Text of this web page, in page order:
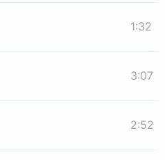
1:32
3:07
2:52